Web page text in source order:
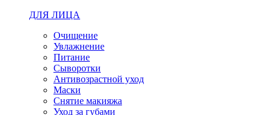
ДЛЯ ЛИЦА
Очищение
Увлажнение
Питание
Сыворотки
Антивозрастной уход
Маски
Снятие макияжа
Уход за губами